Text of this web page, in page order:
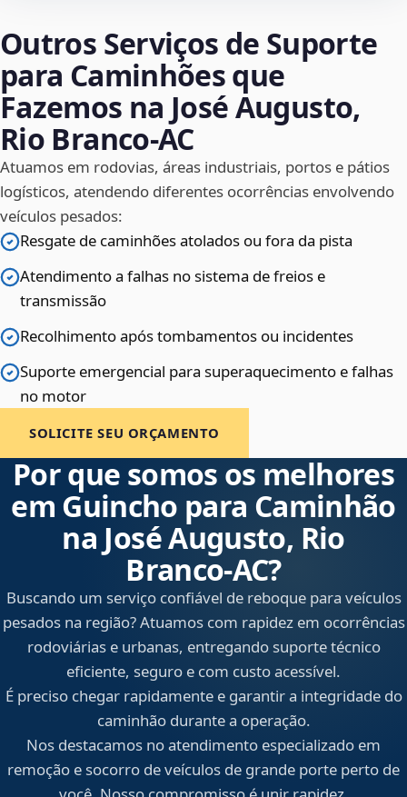
Outros Serviços de Suporte
para Caminhões que
Fazemos na José Augusto,
Rio Branco‑AC
Atuamos em rodovias, áreas industriais, portos e pátios
logísticos, atendendo diferentes ocorrências envolvendo
veículos pesados:
Resgate de caminhões atolados ou fora da pista
Atendimento a falhas no sistema de freios e
transmissão
Recolhimento após tombamentos ou incidentes
Suporte emergencial para superaquecimento e falhas
no motor
SOLICITE SEU ORÇAMENTO
Por que somos os melhores
em Guincho para Caminhão
na José Augusto, Rio
Branco‑AC?
Buscando um serviço confiável de reboque para veículos
pesados na região? Atuamos com rapidez em ocorrências
rodoviárias e urbanas, entregando suporte técnico
eficiente, seguro e com custo acessível.
É preciso chegar rapidamente e garantir a integridade do
caminhão durante a operação.
Nos destacamos no atendimento especializado em
remoção e socorro de veículos de grande porte perto de